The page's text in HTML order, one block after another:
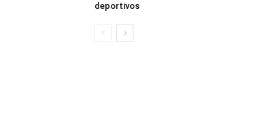
deportivos